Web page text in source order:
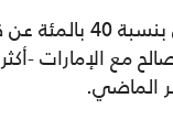
إلا أن هذا المسار
مع الإمارات -
الماضي.